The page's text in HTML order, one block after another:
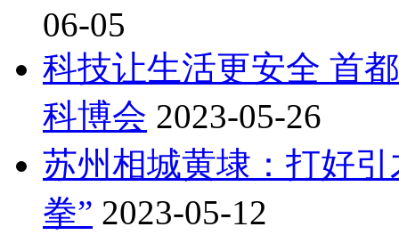
06-05
科技让生活更安全 首
科博会 2023-05-26
苏州相城黄埭：打好
拳” 2023-05-12